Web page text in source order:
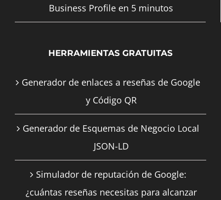
Business Profile en 5 minutos
HERRAMIENTAS GRATUITAS
Generador de enlaces a reseñas de Google
y Código QR
Generador de Esquemas de Negocio Local
JSON-LD
Simulador de reputación de Google:
¿cuántas reseñas necesitas para alcanzar